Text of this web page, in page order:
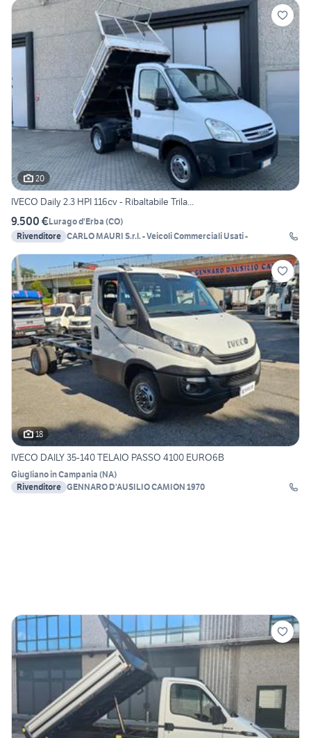
20
IVECO Daily 2.3 HPI 116cv - Ribaltabile Trila...
9.500 €Lurago d'Erba (CO)
Rivenditore CARLO MAURI S.r.l. - Veicoli Commerciali Usati -
18
IVECO DAILY 35-140 TELAIO PASSO 4100 EURO6B
Giugliano in Campania (NA)
Rivenditore GENNARO D'AUSILIO CAMION 1970